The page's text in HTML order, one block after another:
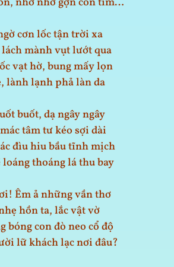
cơn lốc tận trời xa
mành vụt lướt qua
vạt hờ, bung mấy lọn
lành lạnh phả làn da
buốt, dạ ngây ngây
tâm tư kéo sợi dài
đìu hiu bầu tĩnh mịch
loáng thoáng lá thu bay
Êm ả những vần thơ
hồn ta, lắc vật vờ
bóng con đò neo cổ độ
lữ khách lạc nơi đâu?